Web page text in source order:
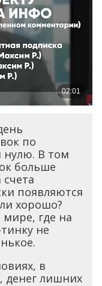
по
нулю. В том
больше
появляются
хорошо?
где на
не
в
денег лишних